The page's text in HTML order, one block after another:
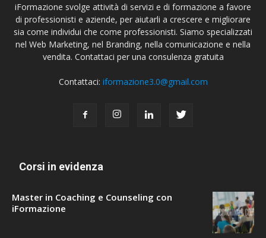
iFormazione svolge attività di servizi e di formazione a favore
di professionisti e aziende, per aiutarli a crescere e migliorare
sia come individui che come professionisti. Siamo specializzati
nel Web Marketing, nel Branding, nella comunicazione e nella
vendita. Contattaci per una consulenza gratuita
Contattaci: iformazione3.0@gmail.com
Corsi in evidenza
Master in Coaching e Counseling con
iFormazione